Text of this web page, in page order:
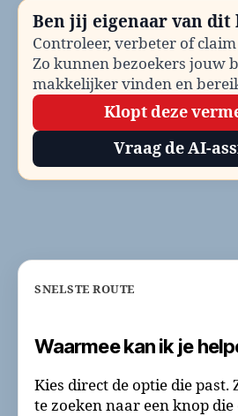
Ben jij eigenaar van dit
Controleer, verbeter of
Zo kunnen bezoekers jouw
makkelijker vinden en
Klopt deze
Vraag de AI-
SNELSTE ROUTE
Waarmee kan ik je
Kies direct de optie die past.
te zoeken naar een knop